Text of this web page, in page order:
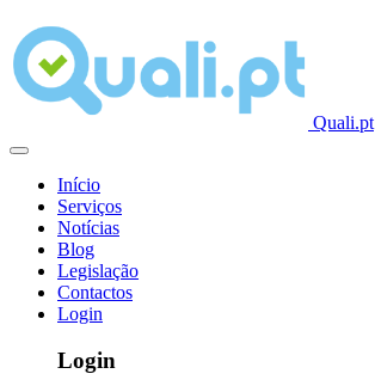
Quali.pt
Início
Serviços
Notícias
Blog
Legislação
Contactos
Login
Login